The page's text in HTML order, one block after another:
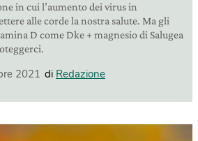
in cui l’aumento dei virus in
alle corde la nostra salute. Ma gli
D come Dke + magnesio di Salugea
2021 di Redazione